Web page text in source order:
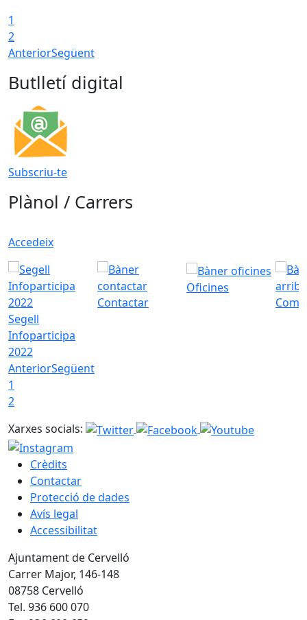
1
2
AnteriorSegüent
Butlletí digital
Subscriu-te
Plànol / Carrers
Accedeix
Segell
Infoparticipa
2022
Contactar
Oficines
Com
AnteriorSegüent
1
2
Xarxes socials:
Crèdits
Contactar
Protecció de dades
Avís legal
Accessibilitat
Ajuntament de Cervelló
Carrer Major, 146-148
08758 Cervelló
Tel. 936 600 070